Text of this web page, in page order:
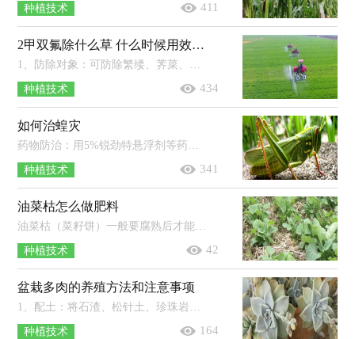
种植技术 411
2甲双氟除什么草 什么时候用效果佳
1、防除对象：可防除繁缕、荠菜、野油菜、猪殃殃等杂草，加用氯氟吡氧乙酸后对于猪殃殃、抗性繁缕的防治效果更佳。2、使用方法：小麦分...
种植技术 434
如何治蝗灾
药物防治：用5%锐劲特悬浮剂等药剂作为灭杀蝗虫的药物，然后每亩用20-30毫升药剂兑水50-60公斤，再将药液喷施于植物上即可。诱杀：将稻草...
种植技术 341
油菜枯怎么做肥料
油菜枯（菜籽饼）一般要腐熟后才能使用，通常可以在夏秋季节开始堆腐或加腐熟剂进行腐熟，经过2-3个月的腐熟之后即可使用。油菜枯不建议...
种植技术 42
盆栽多肉的养殖方法和注意事项
1、配土：将石渣、松针土、珍珠岩混合均匀，再拌入适量的多菌灵粉剂进行消毒。2、修根：将多肉根部上面已经干瘪、腐烂的部位剪除，留下饱...
种植技术 164